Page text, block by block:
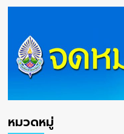
หมวดหมู่